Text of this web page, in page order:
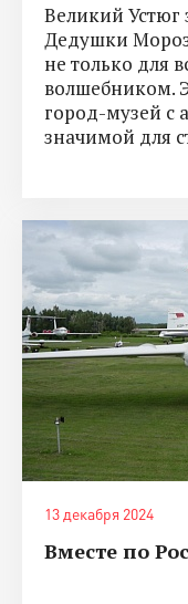
Великий
Дедушки
не только для
волшебником.
город-музей с
значимой для
13 декабря 2024
Вместе по